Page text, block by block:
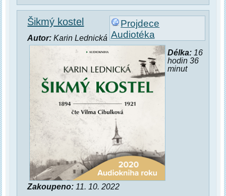
Projdece
Audiotéka
Šikmý kostel
Autor: Karin Lednická
Délka:16
hodin 36
minut
Zakoupeno: 11. 10. 2022